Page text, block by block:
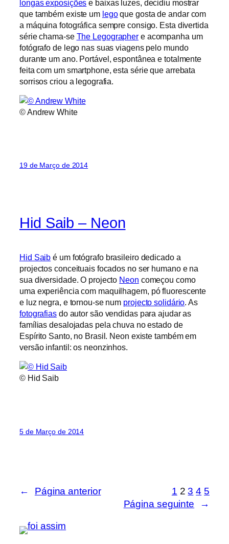
longas exposições e baixas luzes, decidiu mostrar
que também existe um legoque gosta de andar com
a máquina fotográfica sempre consigo. Esta divertida
série chama-se The Legographer e acompanha um
fotógrafo de lego nas suas viagens pelo mundo
durante um ano. Portável, espontânea e totalmente
feita com um smartphone, esta série que arrebata
sorrisos criou a legografia.
© Andrew White
19 de Março de 2014
Hid Saib – Neon
Hid Saib é um fotógrafo brasileiro dedicado a
projectos conceituais focados no ser humano e na
sua diversidade. O projecto Neon começou como
uma experiência com maquilhagem, pó fluorescente
e luz negra, e tornou-se num projecto solidário. As
fotografiasdo autor são vendidas para ajudar as
famílias desalojadas pela chuva no estado de
Espírito Santo, no Brasil. Neon existe também em
versão infantil: os neonzinhos.
© Hid Saib
5 de Março de 2014
← Página anterior 1 2 3 4 5
Página seguinte
→